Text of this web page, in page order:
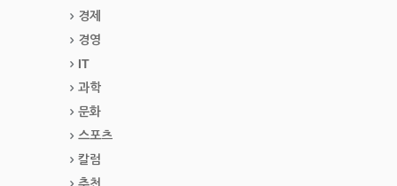
경제
경영
IT
과학
문화
스포츠
칼럼
추천